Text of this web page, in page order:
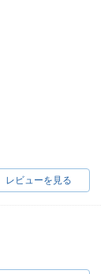
レビューを見る